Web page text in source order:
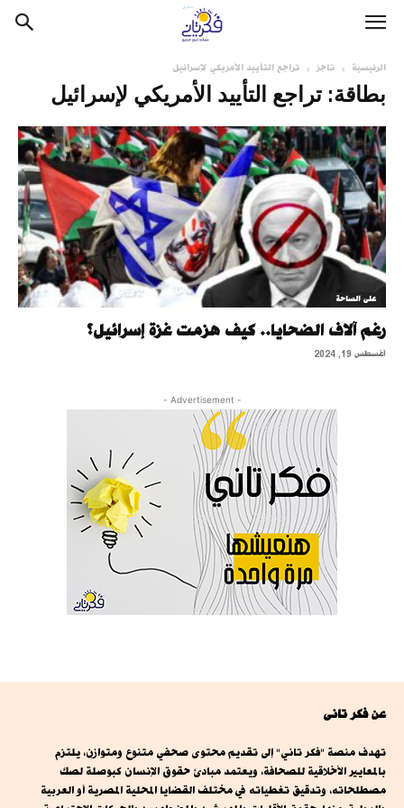
الرئيسية تاجز تراجع التأييد الأمريكي لإسرائيل
بطاقة: تراجع التأييد الأمريكي لإسرائيل
على الساحة
رغم آلاف الضحايا.. كيف هزمت غزة إسرائيل؟
أغسطس 19, 2024
- Advertisement -
عن فكر تانى
تهدف منصة "فكر تاني" إلى تقديم محتوى صحفي متنوع ومتوازن، يلتزم
بالمعايير الأخلاقية للصحافة، ويعتمد مبادئ حقوق الإنسان كبوصلة لصك
مصطلحاته، وتدقيق تغطياته في مختلف القضايا المحلية المصرية أو العربية